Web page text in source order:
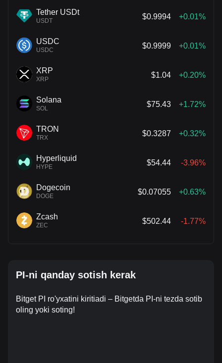
Tether USDt
USDT
$0.9994 +0.01%
USDC
USDC
$0.9999 +0.01%
XRP
XRP
$1.04 +0.20%
Solana
SOL
$75.43 +1.72%
TRON
TRX
$0.3287 +0.32%
Hyperliquid
HYPE
$54.44 -3.96%
Dogecoin
DOGE
$0.07055 +0.63%
Zcash
ZEC
$502.44 -1.77%
PI-ni qanday sotish kerak
Bitget PI ro'yxatini kiritiadi – Bitgetda PI-ni tezda sotib
oling yoki soting!